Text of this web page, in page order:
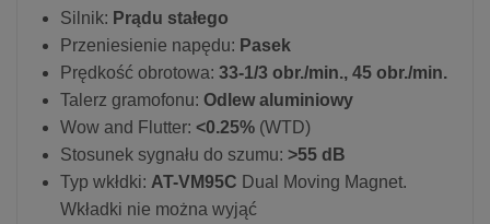
Silnik: Prądu stałego
Przeniesienie napędu: Pasek
Prędkość obrotowa: 33-1/3 obr./min., 45 obr./min.
Talerz gramofonu: Odlew aluminiowy
Wow and Flutter: <0.25% (WTD)
Stosunek sygnału do szumu: >55 dB
Typ wkłdki: AT-VM95C Dual Moving Magnet.
Wkładki nie można wyjąć